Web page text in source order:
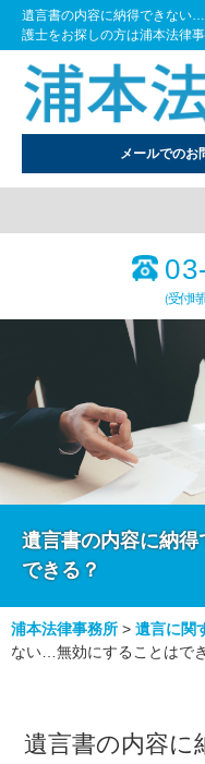
遺言書の内容に納得できない
護士をお探しの方は浦本法律
メールでのお
（受付
遺言書の内容に納
できる？
浦本法律事務所 > 遺言に関
ない…無効にすることはで
遺言書の内容